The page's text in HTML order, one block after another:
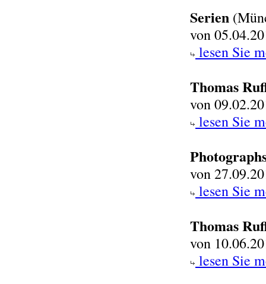
Serien
von
lesen Sie
Thomas
von
lesen Sie
von
lesen Sie
Thomas
von
lesen Sie